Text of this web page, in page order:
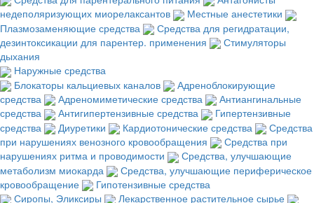
недеполяризующих миорелаксантов
Местные анестетики
Плазмозаменяющие средства
Средства для регидратации,
дезинтоксикации для парентер. применения
Стимуляторы
дыхания
Наружные средства
Блокаторы кальциевых каналов
Адреноблокирующие
средства
Адреномиметические средства
Антиангинальные
средства
Антигипертензивные средства
Гипертензивные
средства
Диуретики Кардиотонические средства
Средства
при нарушениях венозного кровообращения
Средства при
нарушениях ритма и проводимости
Средства, улучшающие
метаболизм миокарда
Средства, улучшающие периферическое
кровообращение
Гипотензивные средства
Сиропы, Эликсиры
Лекарственное растительное сырье